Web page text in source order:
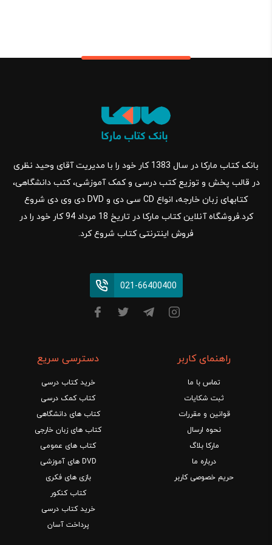
بانک کتاب مارکا در سال 1383 کار خود را با مدیریت آقای وحید نظری
در قالب پخش و توزیع کتب درسی و کمک آموزشی، کتب دانشگاهی،
کتابهای زبان خارجه، انواع CD سی دی و DVD دی وی دی شروع
کرد.فروشگاه آنلاین کتاب مارکا در تاریخ 18 مرداد 94 کار خود را در
فروش اینترنتی کتاب شروع کرد.
021-66400400
راهنمای کاربر
تماس با ما
ثبت شکایات
قوانین و مقررات
نحوه ارسال
مارکا بلاگ
درباره ما
حریم خصوصی کاربر
دسترسی سریع
خرید کتاب درسی
کتاب کمک درسی
کتاب های دانشگاهی
کتاب های زبان خارجی
کتاب های عمومی
DVD های آموزشی
بازی های فکری
کتاب کنکور
خرید کتاب درسی
پرداخت آسان